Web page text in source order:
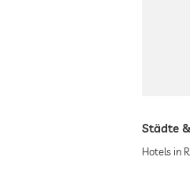
Städte
Hotels in